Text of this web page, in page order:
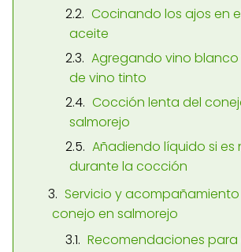
Cocinando los ajos en
aceite
Agregando vino blanco
de vino tinto
Cocción lenta del
salmorejo
Añadiendo líquido si es
durante la cocción
Servicio y
conejo en salmorejo
Recomendaciones para